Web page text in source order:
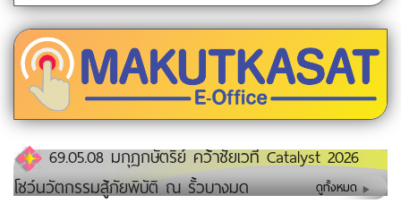
69.05.08 มกุฏกษัตริย์ คว้าชัยเวที Catalyst 2026
โชว์นวัตกรรมสู้ภัยพิบัติ ณ รั้วบางมด
ดูทั้งหมด